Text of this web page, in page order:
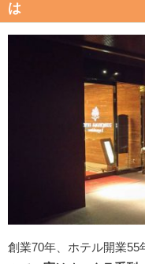
は
創業70年、ホテル開業